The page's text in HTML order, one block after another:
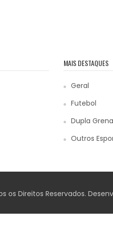
MAIS DESTAQUES
Geral
Futebol
Dupla
Outros
os Direitos Reservados.